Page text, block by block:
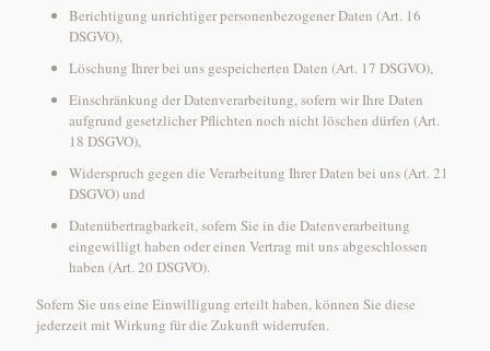
Berichtigung unrichtiger personenbezogener Daten (Art. 16
DSGVO),
Löschung Ihrer bei uns gespeicherten Daten (Art. 17 DSGVO),
Einschränkung der Datenverarbeitung, sofern wir Ihre Daten
aufgrund gesetzlicher Pflichten noch nicht löschen dürfen (Art.
18 DSGVO),
Widerspruch gegen die Verarbeitung Ihrer Daten bei uns (Art. 21
DSGVO) und
Datenübertragbarkeit, sofern Sie in die Datenverarbeitung
eingewilligt haben oder einen Vertrag mit uns abgeschlossen
haben (Art. 20 DSGVO).
Sofern Sie uns eine Einwilligung erteilt haben, können Sie diese
jederzeit mit Wirkung für die Zukunft widerrufen.